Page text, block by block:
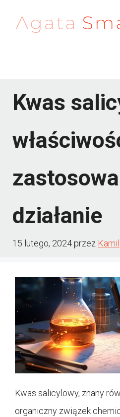
Kwas
działanie
15 lutego, 2024przez Kamil
Kwas salicylowy, znany
organiczny związek